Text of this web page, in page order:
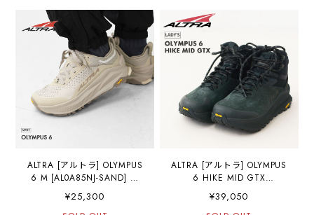
イルランニングシューズ・
MEN'S [2025AW]
ALTRA [アルトラ] OLYMPUS
6 M [AL0A85NJ-SAND] オ
リー・ロードランニング・
¥25,300
ALTRA [アルトラ] OLYMPUS
6 HIKE MID GTX
ハイク ミッド ゴアテック
¥39,050